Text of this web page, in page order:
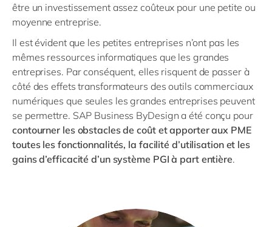
être un investissement assez coûteux pour une petite ou
moyenne entreprise.
Il est évident que les petites entreprises n’ont pas les
mêmes ressources informatiques que les grandes
entreprises. Par conséquent, elles risquent de passer à
côté des effets transformateurs des outils commerciaux
numériques que seules les grandes entreprises peuvent
se permettre. SAP Business ByDesign a été conçu pour
contourner les obstacles de coût et apporter aux PME
toutes les fonctionnalités, la facilité d’utilisation et les
gains d’efficacité d’un système PGI à part entière.